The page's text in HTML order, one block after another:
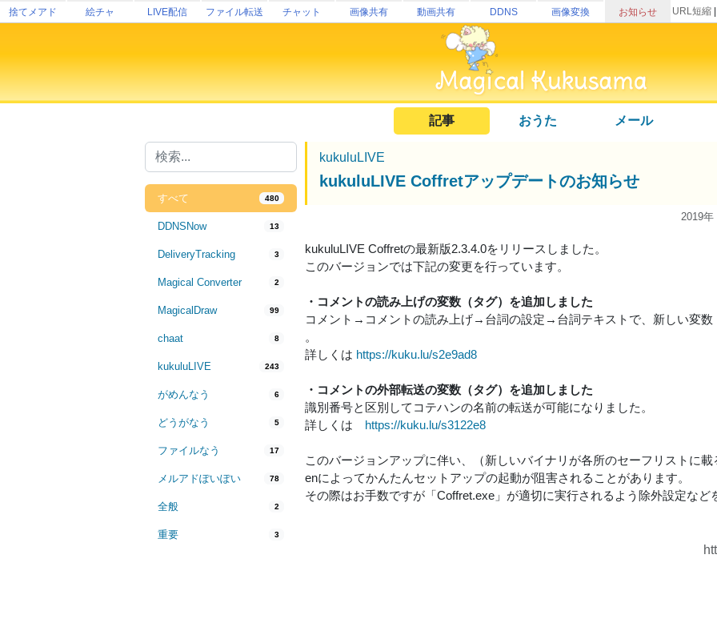
捨てメアド 絵チャ LIVE配信 ファイル転送 チャット 画像共有 動画共有 DDNS 画像変換 お知らせ URL短縮
記事 おうた メール
すべて 480
DDNSNow 13
DeliveryTracking 3
Magical Converter 2
MagicalDraw 99
chaat 8
kukuluLIVE 243
がめんなう 6
どうがなう 5
ファイルなう 17
メルアドぽいぽい 78
全般 2
重要 3
kukuluLIVE
kukuluLIVE Coffretアップデートのお知らせ
2019年
kukuluLIVE Coffretの最新版2.3.4.0をリリースしました。
このバージョンでは下記の変更を行っています。
・コメントの読み上げの変数（タグ）を追加しました
コメント→コメントの読み上げ→台詞の設定→台詞テキストで、新しい変数
。
詳しくは https://kuku.lu/s2e9ad8
・コメントの外部転送の変数（タグ）を追加しました
識別番号と区別してコテハンの名前の転送が可能になりました。
詳しくは https://kuku.lu/s3122e8
このバージョンアップに伴い、（新しいバイナリが各所のセーフリストに
enによってかんたんセットアップの起動が阻害されることがあります。
その際はお手数ですが「Coffret.exe」が適切に実行されるよう除外設定など